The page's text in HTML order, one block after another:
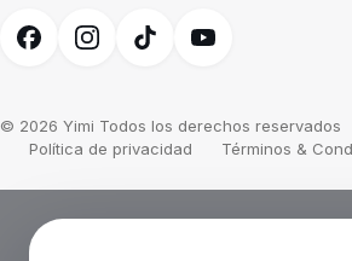
© 2026 Yimi Todos los derechos reservados
Política de privacidad
Términos &